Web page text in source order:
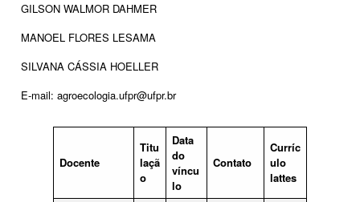
GILSON WALMOR DAHMER
MANOEL FLORES LESAMA
SILVANA CÁSSIA HOELLER
E-mail: agroecologia.ufpr@ufpr.br
Docente
Titu
laçã
o
Data
do
víncu
lo
Contato
Curríc
ulo
lattes